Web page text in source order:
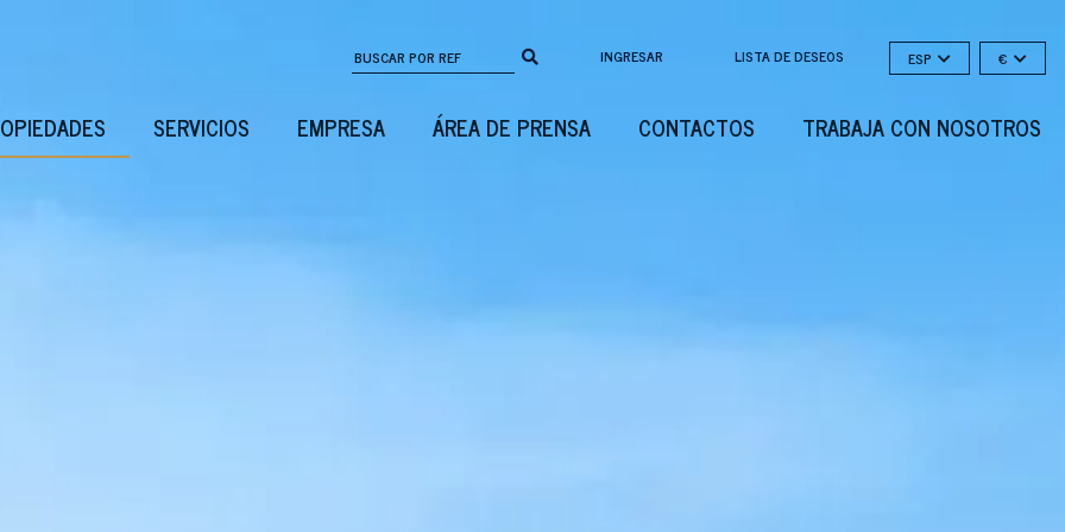
INGRESAR LISTA DE DESEOS ESP €
SERVICIOS EMPRESA ÁREA DE PRENSA CONTACTOS TRABAJA CON NOSOTROS